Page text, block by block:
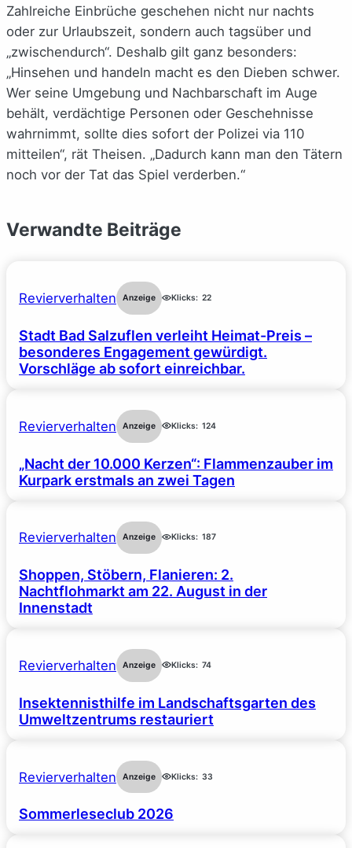
Zahlreiche Einbrüche geschehen nicht nur nachts
oder zur Urlaubszeit, sondern auch tagsüber und
„zwischendurch“. Deshalb gilt ganz besonders:
„Hinsehen und handeln macht es den Dieben schwer.
Wer seine Umgebung und Nachbarschaft im Auge
behält, verdächtige Personen oder Geschehnisse
wahrnimmt, sollte dies sofort der Polizei via 110
mitteilen“, rät Theisen. „Dadurch kann man den Tätern
noch vor der Tat das Spiel verderben.“
Verwandte Beiträge
Revierverhalten Anzeige Klicks: 22
Stadt Bad Salzuflen verleiht Heimat-Preis –
besonderes Engagement gewürdigt.
Vorschläge ab sofort einreichbar.
Revierverhalten Anzeige Klicks: 124
„Nacht der 10.000 Kerzen“: Flammenzauber im
Kurpark erstmals an zwei Tagen
Revierverhalten Anzeige Klicks: 187
Shoppen, Stöbern, Flanieren: 2.
Nachtflohmarkt am 22. August in der
Innenstadt
Revierverhalten Anzeige Klicks: 74
Insektennisthilfe im Landschaftsgarten des
Umweltzentrums restauriert
Revierverhalten Anzeige Klicks: 33
Sommerleseclub 2026